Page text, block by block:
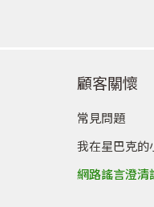
顧客關懷
常見問題
我在星巴克的
網路謠言澄清